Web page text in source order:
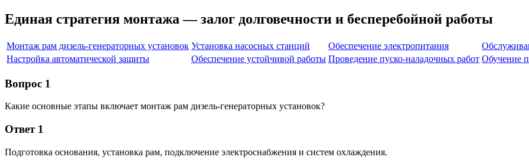
Единая стратегия монтажа — залог долговечности и бесперебойной работы
Монтаж рам дизель-генераторных установок Установка насосных станций Обеспечение электропитания
Настройка автоматической защиты
Обеспечение устойчивой работы Проведение пуско-наладочных работ Обучение
Вопрос 1
Какие основные этапы включает монтаж рам дизель-генераторных установок?
Ответ 1
Подготовка основания, установка рам, подключение электроснабжения и систем охлаждения.